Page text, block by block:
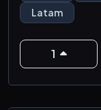
Unite a la familia!
AHORA CON
Latam
1